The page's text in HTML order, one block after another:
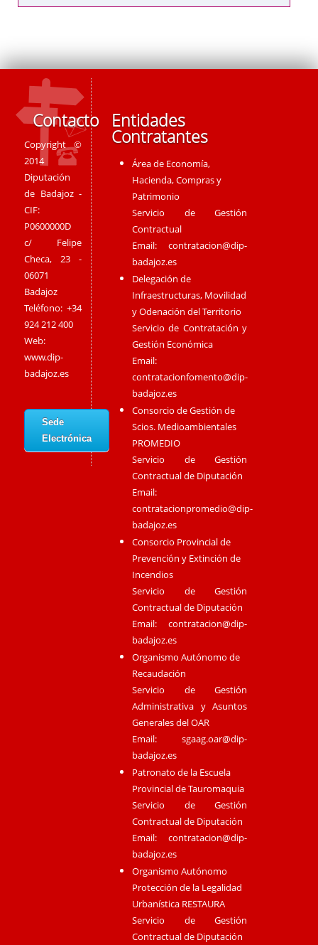
Contacto
Copyright ©
2014
Diputación
de Badajoz -
CIF:
P0600000D
c/ Felipe
Checa, 23 -
06071
Badajoz
Teléfono: +34
924 212 400
Web:
www.dip-
badajoz.es
Sede
Electrónica
Entidades
Contratantes
Área de Economía,
Hacienda, Compras y
Patrimonio
Servicio de Gestión
Contractual
Email:contratacion@dip-
badajoz.es
Delegación de
Infraestructuras, Movilidad
y Odenación del Territorio
Servicio de Contratación y
Gestión Económica
Email:
contratacionfomento@dip-
badajoz.es
Consorcio de Gestión de
Scios. Medioambientales
PROMEDIO
Servicio de Gestión
Contractual de Diputación
Email:
contratacionpromedio@dip-
badajoz.es
Consorcio Provincial de
Prevención y Extinción de
Incendios
Servicio de Gestión
Contractual de Diputación
Email:contratacion@dip-
badajoz.es
Organismo Autónomo de
Recaudación
Servicio de Gestión
Administrativa y Asuntos
Generales del OAR
Email:sgaag.oar@dip-
badajoz.es
Patronato de la Escuela
Provincial de Tauromaquia
Servicio de Gestión
Contractual de Diputación
Email:contratacion@dip-
badajoz.es
Organismo Autónomo
Protección de la Legalidad
Urbanística RESTAURA
Servicio de Gestión
Contractual de Diputación